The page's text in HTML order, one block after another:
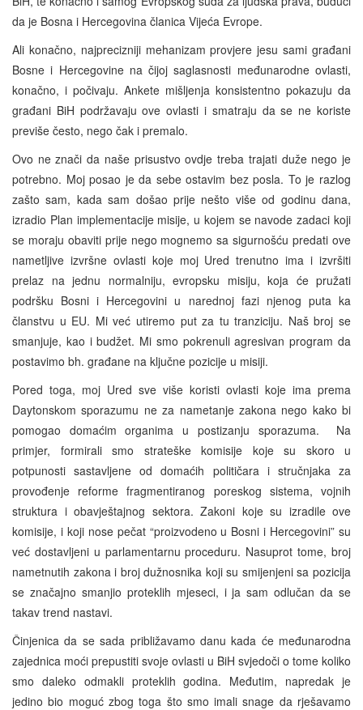
da je Bosna i Hercegovina članica Vijeća Evrope.
Ali konačno, najprecizniji mehanizam provjere jesu sami građani
Bosne i Hercegovine na čijoj saglasnosti međunarodne ovlasti,
konačno, i počivaju. Ankete mišljenja konsistentno pokazuju da
građani BiH podržavaju ove ovlasti i smatraju da se ne koriste
previše često, nego čak i premalo.
Ovo ne znači da naše prisustvo ovdje treba trajati duže nego je
potrebno. Moj posao je da sebe ostavim bez posla. To je razlog
zašto sam, kada sam došao prije nešto više od godinu dana,
izradio Plan implementacije misije, u kojem se navode zadaci koji
se moraju obaviti prije nego mognemo sa sigurnošću predati ove
nametljive izvršne ovlasti koje moj Ured trenutno ima i izvršiti
prelaz na jednu normalniju, evropsku misiju, koja će pružati
podršku Bosni i Hercegovini u narednoj fazi njenog puta ka
članstvu u EU. Mi već utiremo put za tu tranziciju. Naš broj se
smanjuje, kao i budžet. Mi smo pokrenuli agresivan program da
postavimo bh. građane na ključne pozicije u misiji.
Pored toga, moj Ured sve više koristi ovlasti koje ima prema
Daytonskom sporazumu ne za nametanje zakona nego kako bi
pomogao domaćim organima u postizanju sporazuma. Na
primjer, formirali smo strateške komisije koje su skoro u
potpunosti sastavljene od domaćih političara i stručnjaka za
provođenje reforme fragmentiranog poreskog sistema, vojnih
struktura i obavještajnog sektora. Zakoni koje su izradile ove
komisije, i koji nose pečat “proizvodeno u Bosni i Hercegovini” su
već dostavljeni u parlamentarnu proceduru. Nasuprot tome, broj
nametnutih zakona i broj dužnosnika koji su smijenjeni sa pozicija
se značajno smanjio proteklih mjeseci, i ja sam odlučan da se
takav trend nastavi.
Činjenica da se sada približavamo danu kada će međunarodna
zajednica moći prepustiti svoje ovlasti u BiH svjedoči o tome koliko
smo daleko odmakli proteklih godina. Međutim, napredak je
jedino bio moguć zbog toga što smo imali snage da rješavamo